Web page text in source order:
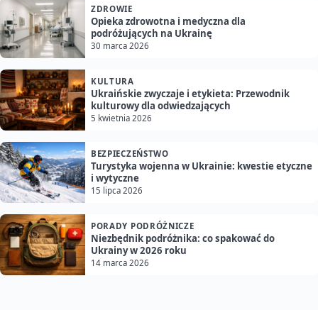
ZDROWIE
Opieka zdrowotna i medyczna dla
podróżujących na Ukrainę
30 marca 2026
KULTURA
Ukraińskie zwyczaje i etykieta: Przewodnik
kulturowy dla odwiedzających
5 kwietnia 2026
BEZPIECZEŃSTWO
Turystyka wojenna w Ukrainie: kwestie etyczne
i wytyczne
15 lipca 2026
PORADY PODRÓŻNICZE
Niezbędnik podróżnika: co spakować do
Ukrainy w 2026 roku
14 marca 2026